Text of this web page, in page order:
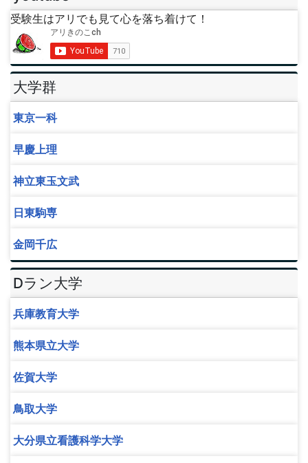
受験生はアリでも見て心を落ち着けて！
大学群
東京一科
早慶上理
神立東玉文武
日東駒専
金岡千広
Dラン大学
兵庫教育大学
熊本県立大学
佐賀大学
鳥取大学
大分県立看護科学大学